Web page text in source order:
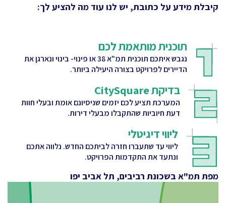
קיבלת מידע על כתובת, יש לנו עוד מה להציע לך:
תוכנית מותאמת לכם
נגבש איתכם תוכנית תמ"א 38 או פינוי- בינוי ונארגן את
הדיירים לפרויקט בצורה היעילה ביותר.
בדיקת CitySquare
המערכת תציע לכם יזמים שניסיונם אומת ובעלי חוות
דעת חיוביות שהתקבלו מבעלי דירות.
ליווי דיגיטלי
ליווי עד שתעברו חזרה לביתכם החדש. נלווה אתכם
ונתעד את התקדמות הפרויקט.
מפת תמ"א בשכונת רביבים, תל אביב יפו